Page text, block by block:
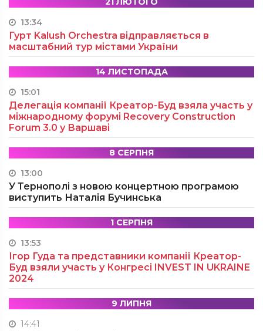
13:34
Гурт Kalush Orchestra відправляється в
масштабний тур містами України
14 ЛИСТОПАДА
15:01
Делегація компанії Креатор-Буд взяла участь у
міжнародному форумі Recovery Construction
Forum 3.0 у Варшаві
8 СЕРПНЯ
13:00
У Тернополі з новою концертною програмою
виступить Наталія Бучинська
1 СЕРПНЯ
13:53
Ігор Гуда та представники компанії Креатор-
Буд взяли участь у Конгресі INVEST IN UKRAINE
2024
9 ЛИПНЯ
14:41